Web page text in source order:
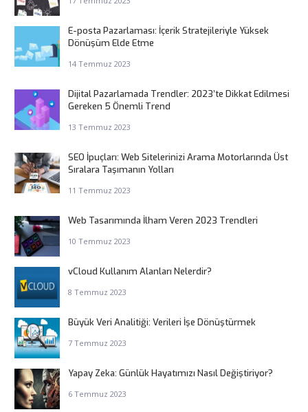
E-posta Pazarlaması: İçerik Stratejileriyle Yüksek
Dönüşüm Elde Etme
14 Temmuz 2023
Dijital Pazarlamada Trendler: 2023’te Dikkat Edilmesi
Gereken 5 Önemli Trend
13 Temmuz 2023
SEO İpuçları: Web Sitelerinizi Arama Motorlarında Üst
Sıralara Taşımanın Yolları
11 Temmuz 2023
Web Tasarımında İlham Veren 2023 Trendleri
10 Temmuz 2023
vCloud Kullanım Alanları Nelerdir?
8 Temmuz 2023
Büyük Veri Analitiği: Verileri İşe Dönüştürmek
7 Temmuz 2023
Yapay Zeka: Günlük Hayatımızı Nasıl Değiştiriyor?
6 Temmuz 2023